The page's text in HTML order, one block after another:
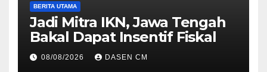
BERITA UTAMA
Jadi Mitra IKN, Jawa Tengah
Bakal Dapat Insentif Fiskal
08/08/2026 DASEN CM